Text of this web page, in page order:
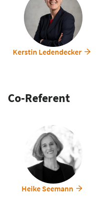
Außenanlagen schaffen
Kerstin Ledendecker
Co-Referent
Heike Seemann